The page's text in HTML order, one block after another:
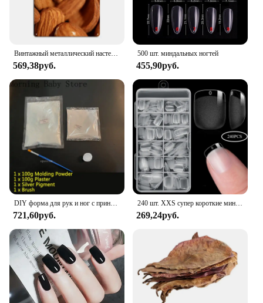
569,38руб.
500 шт. миндальных ногтей
455,90руб.
721,60руб.
240 шт. XXS супер короткие миндалевидные полное покрытие скульптурные мягкие гелевые типсы для ногтей пресс на искусственных ногтях на заказ для коротких маленьких ногтей
269,24руб.